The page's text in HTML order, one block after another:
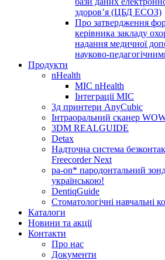
здоров’я (ЦБД ЕСОЗ)
Про затвердження
керівника закладу
надання медичної
науково-
Продукти
nHealth
МІС nHealth
Інтеграції МІС
3д принтери AnyCubic
Інтраоральний сканер
3DM REALGUIDE
Detax
Надточна система
Freecorder Next
pa-on* пародонтальний
українською!
DentiqGuide
Стоматологічні навчальні
Каталоги
Новини та акції
Контакти
Про нас
Документи